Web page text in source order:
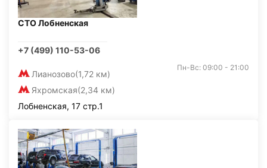
СТО Лобненская
+7 (499) 110-53-06
Лианозово(1,72 км)
Яхромская(2,34 км)
Пн-Вс: 09:00 - 21:00
Лобненская, 17 стр.1